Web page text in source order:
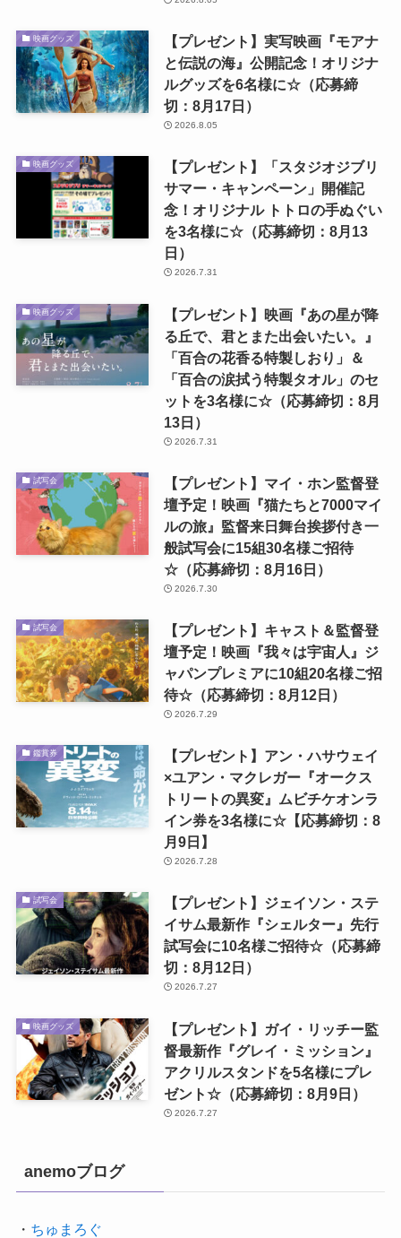
映画グッズ
【プレゼント】実写映画『モアナ
と伝説の海』公開記念！オリジナ
ルグッズを6名様に☆（応募締
切：8月17日）
2026.8.05
映画グッズ
【プレゼント】「スタジオジブリ
サマー・キャンペーン」開催記
念！オリジナル トトロの手ぬぐい
を3名様に☆（応募締切：8月13
日）
2026.7.31
映画グッズ
【プレゼント】映画『あの星が降
る丘で、君とまた出会いたい。』
「百合の花香る特製しおり」＆
「百合の涙拭う特製タオル」のセ
ットを3名様に☆（応募締切：8月
13日）
2026.7.31
試写会
【プレゼント】マイ・ホン監督登
壇予定！映画『猫たちと7000マイ
ルの旅』監督来日舞台挨拶付き一
般試写会に15組30名様ご招待
☆（応募締切：8月16日）
2026.7.30
試写会
【プレゼント】キャスト＆監督登
壇予定！映画『我々は宇宙人』ジ
ャパンプレミアに10組20名様ご招
待☆（応募締切：8月12日）
2026.7.29
鑑賞券
【プレゼント】アン・ハサウェイ
×ユアン・マクレガー『オークス
トリートの異変』ムビチケオンラ
イン券を3名様に☆【応募締切：8
月9日】
2026.7.28
試写会
【プレゼント】ジェイソン・ステ
イサム最新作『シェルター』先行
試写会に10名様ご招待☆（応募締
切：8月12日）
2026.7.27
映画グッズ
【プレゼント】ガイ・リッチー監
督最新作『グレイ・ミッション』
アクリルスタンドを5名様にプレ
ゼント☆（応募締切：8月9日）
2026.7.27
anemoブログ
・ ちゅまろぐ